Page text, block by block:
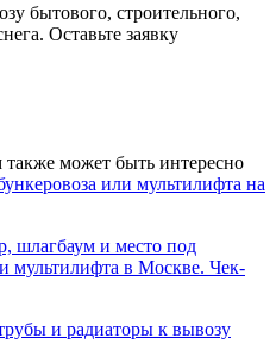
бытового, строительного,
Оставьте заявку
может быть интересно
или мультилифта на
шлагбаум и место под
мультилифта в Москве. Чек-
и радиаторы к вывозу